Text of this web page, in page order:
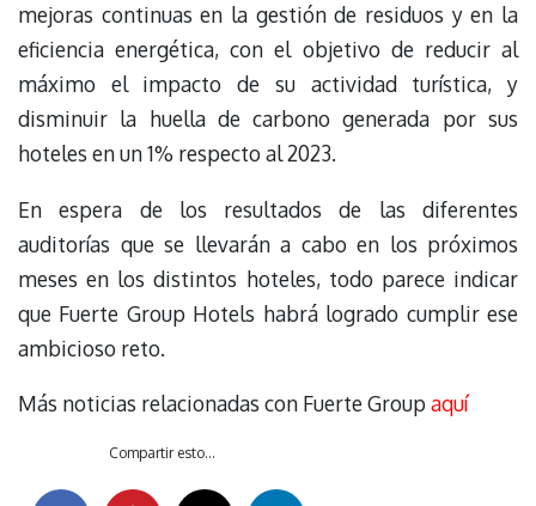
mejoras continuas en la gestión de residuos y en la
eficiencia energética, con el objetivo de reducir al
máximo el impacto de su actividad turística, y
disminuir la huella de carbono generada por sus
hoteles en un 1% respecto al 2023.
En espera de los resultados de las diferentes
auditorías que se llevarán a cabo en los próximos
meses en los distintos hoteles, todo parece indicar
que Fuerte Group Hotels habrá logrado cumplir ese
ambicioso reto.
Más noticias relacionadas con Fuerte Group aquí
Compartir esto...